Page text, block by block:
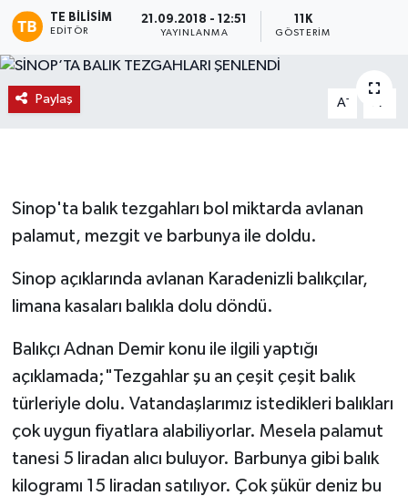
TE BILISIM
EDITÖR
21.09.2018 - 12:51
YAYINLANMA
11K
GÖSTERIM
Paylaş A- A
Sinop'ta balık tezgahları bol miktarda avlanan
palamut, mezgit ve barbunya ile doldu.
Sinop açıklarında avlanan Karadenizli balıkçılar,
limana kasaları balıkla dolu döndü.
Balıkçı Adnan Demir konu ile ilgili yaptığı
açıklamada;"Tezgahlar şu an çeşit çeşit balık
türleriyle dolu. Vatandaşlarımız istedikleri balıkları
çok uygun fiyatlara alabiliyorlar. Mesela palamut
tanesi 5 liradan alıcı buluyor. Barbunya gibi balık
kilogramı 15 liradan satılıyor. Çok şükür deniz bu